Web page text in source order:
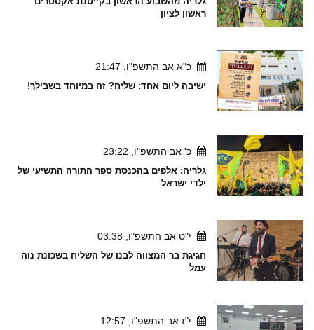
ראשון לציון
כ"א אב התשפ"ו, 21:47
ישיבה ליום אחד: שליח? זה במיוחד בשבילך!
כ' אב התשפ"ו, 23:22
גלריה: אלפים בהכנסת ספר התורה התשיעי של
ילדי ישראל
י"ט אב התשפ"ו, 03:38
חגיגת בר המצווה לבנו של השליח בשכונת נוה
עמל
י"ז אב התשפ"ו, 12:57